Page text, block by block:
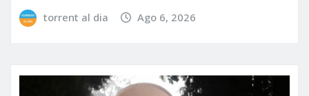
torrent al dia Ago 6, 2026